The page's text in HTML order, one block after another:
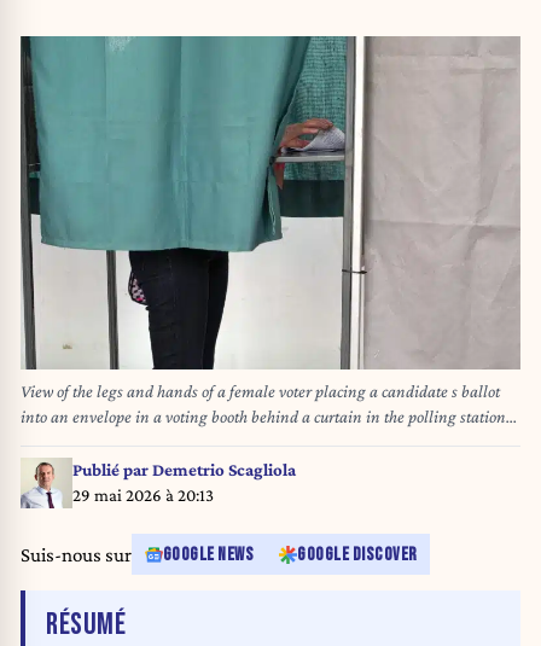
View of the legs and hands of a female voter placing a candidate s ballot
into an envelope in a voting booth behind a curtain in the polling station
of the Labruyere school in Valence in the Drome department in
southeastern France on March 15, 2026. Illustration of the first round of the
municipal election of March 2026. Vue sur des jambes et les mains d une
isoloir derriere un rideau dans le bureau de vote de l ecole Labruyere a
Valence dans le departement de la Drome dans le sud est de la France le 15
mars 2026. Illustration du premier tour de l election municipale de Mars
2026.
Publié parDemetrio Scagliola
29 mai 2026 à 20:13
Suis-nous sur GOOGLE NEWS GOOGLE DISCOVER
RÉSUMÉDE L'ARTICLE